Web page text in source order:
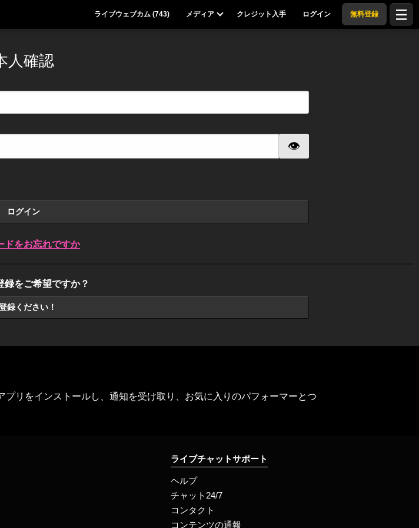
ライブウェブカム (743) メディア クレジット入手 ログイン 無料登録
人確認
ログイン
ドをお忘れですか
録をご希望ですか？
録ください！
リをインストールし、通知を受け取り、お気に入りのパフォーマーとつ
ライブチャットサポート
ヘルプ
チャット24/7
コンタクト
コンテンツの通報